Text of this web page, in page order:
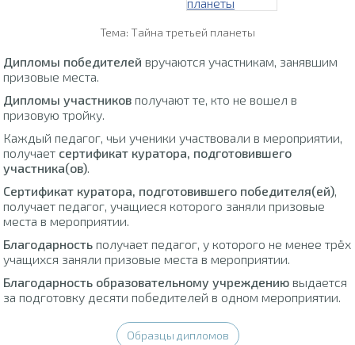
Тема: Тайна третьей планеты
Дипломы победителей вручаются участникам, занявшим
призовые места.
Дипломы участников получают те, кто не вошел в
призовую тройку.
Каждый педагог, чьи ученики участвовали в мероприятии,
получает сертификат куратора, подготовившего
участника(ов).
Сертификат куратора, подготовившего победителя(ей),
получает педагог, учащиеся которого заняли призовые
места в мероприятии.
Благодарность получает педагог, у которого не менее трёх
учащихся заняли призовые места в мероприятии.
Благодарность образовательному учреждению выдается
за подготовку десяти победителей в одном мероприятии.
Образцы дипломов